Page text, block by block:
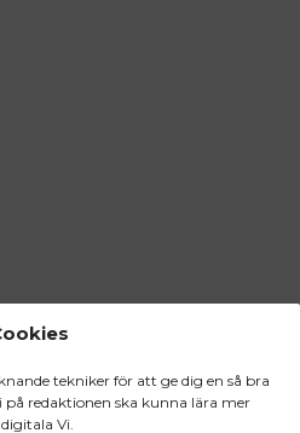
tekniker för att ge dig en så bra
redaktionen ska kunna lära mer
Vi.